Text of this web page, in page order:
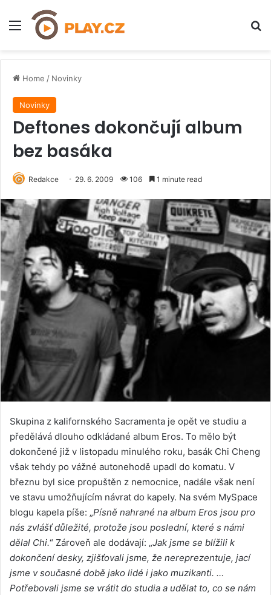
Menu
Home / Novinky
Novinky
Deftones dokončují album
bez basáka
Redakce 29. 6. 2009 106 1 minute read
Skupina z kalifornského Sacramenta je opět ve studiu a
předělává dlouho odkládané album Eros. To mělo být
dokončené již v listopadu minulého roku, basák Chi Cheng
však tehdy po vážné autonehodě upadl do komatu. V
březnu byl sice propuštěn z nemocnice, nadále však není
ve stavu umožňujícím návrat do kapely. Na svém MySpace
blogu kapela píše: „Písně nahrané na album Eros jsou pro
nás zvlášť důležité, protože jsou poslední, které s námi
dělal Chi.“ Zároveň ale dodávají: „Jak jsme se blížili k
dokončení desky, zjišťovali jsme, že nereprezentuje, jací
jsme v současné době jako lidé i jako muzikanti. …
Potřebovali jsme se vrátit do studia a udělat to, co se nám